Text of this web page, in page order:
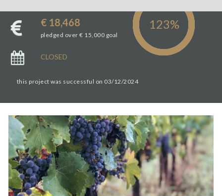
€ 18,468
pledged over € 15,000 goal
CLOSED
this project was successful on 03/12/2024